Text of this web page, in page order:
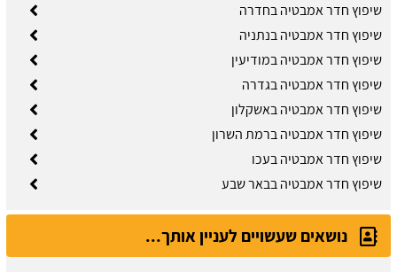
שיפוץ חדר אמבטיה בחדרה
שיפוץ חדר אמבטיה בנתניה
שיפוץ חדר אמבטיה במודיעין
שיפוץ חדר אמבטיה בגדרה
שיפוץ חדר אמבטיה באשקלון
שיפוץ חדר אמבטיה ברמת השרון
שיפוץ חדר אמבטיה בעכו
שיפוץ חדר אמבטיה בבאר שבע
נושאים שעשויים לעניין אותך...